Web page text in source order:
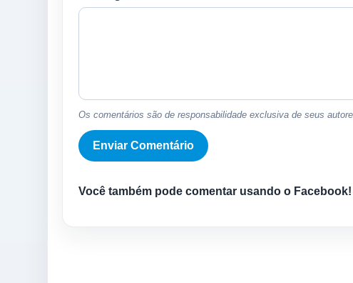
Os comentários são de responsabilidade exclusiva de seus
Você também pode comentar usando o Facebook!